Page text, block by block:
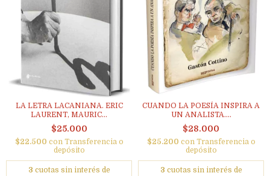
LA LETRA LACANIANA. ERIC
LAURENT, MAURIC...
$25.000
$22.500 con Transferencia o
depósito
3 cuotas sin interés de
CUANDO LA POESÍA INSPIRA A
UN ANALISTA....
$28.000
$25.200 con Transferencia o
depósito
3 cuotas sin interés de